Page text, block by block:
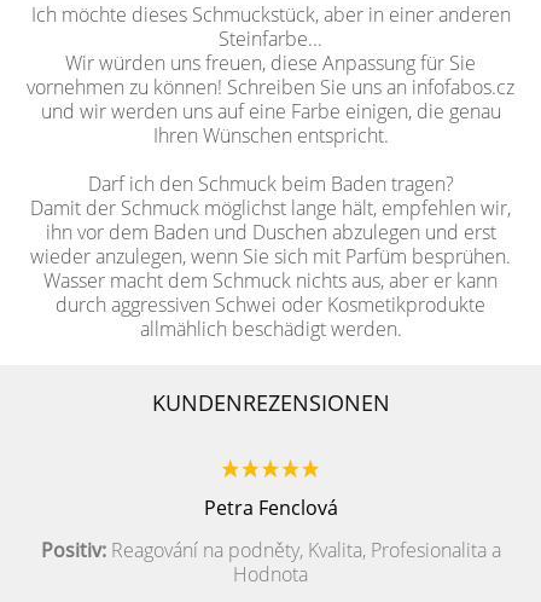
Ich möchte dieses Schmuckstück, aber in einer anderen
Steinfarbe...
Wir würden uns freuen, diese Anpassung für Sie
vornehmen zu können! Schreiben Sie uns an infofabos.cz
und wir werden uns auf eine Farbe einigen, die genau
Ihren Wünschen entspricht.
Darf ich den Schmuck beim Baden tragen?
Damit der Schmuck möglichst lange hält, empfehlen wir,
ihn vor dem Baden und Duschen abzulegen und erst
wieder anzulegen, wenn Sie sich mit Parfüm besprühen.
Wasser macht dem Schmuck nichts aus, aber er kann
durch aggressiven Schwei oder Kosmetikprodukte
allmählich beschädigt werden.
KUNDENREZENSIONEN
Petra Fenclová
Positiv:Reagování na podněty, Kvalita, Profesionalita a
Hodnota